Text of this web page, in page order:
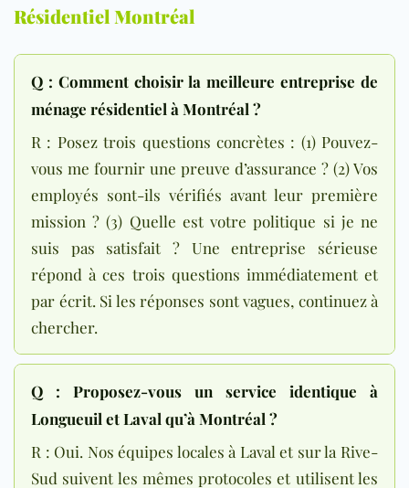
Résidentiel Montréal
Q : Comment choisir la meilleure entreprise de
ménage résidentiel à Montréal ?
R : Posez trois questions concrètes : (1) Pouvez-
vous me fournir une preuve d’assurance ? (2) Vos
employés sont-ils vérifiés avant leur première
mission ? (3) Quelle est votre politique si je ne
suis pas satisfait ? Une entreprise sérieuse
répond à ces trois questions immédiatement et
par écrit. Si les réponses sont vagues, continuez à
chercher.
Q : Proposez-vous un service identique à
Longueuil et Laval qu’à Montréal ?
R : Oui. Nos équipes locales à Laval et sur la Rive-
Sud suivent les mêmes protocoles et utilisent les